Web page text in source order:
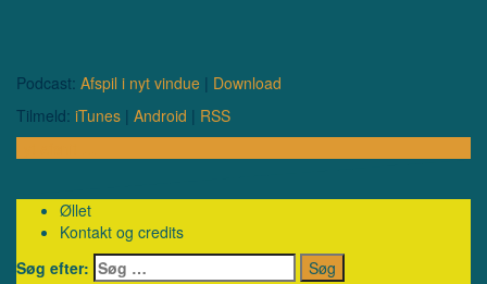
Podcast: Afspil i nyt vindue | Download
Tilmeld: iTunes | Android | RSS
Øllet
Kontakt og credits
Søg efter: